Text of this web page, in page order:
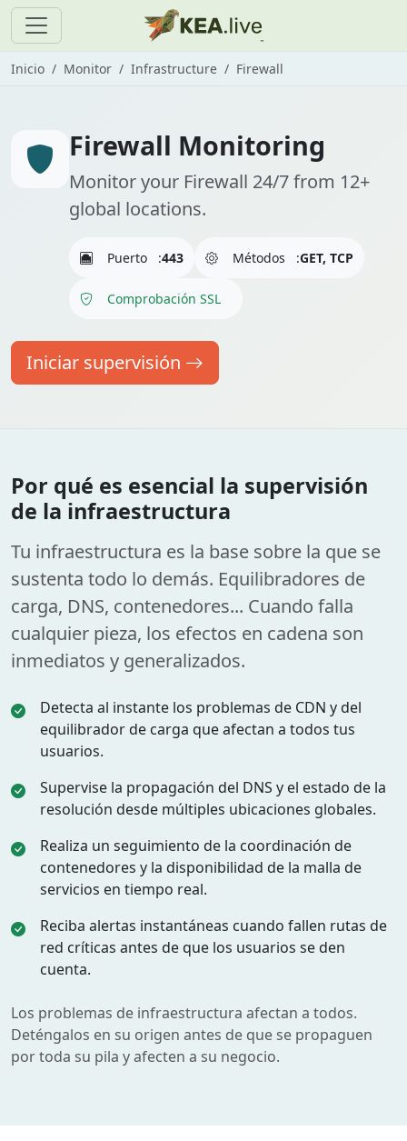
Inicio Monitor Infrastructure Firewall
Firewall Monitoring
Monitor your Firewall 24/7 from 12+
global locations.
Puerto :443 Métodos :GET, TCP
Comprobación SSL
Iniciar supervisión
Por qué es esencial la supervisión
de la infraestructura
Tu infraestructura es la base sobre la que se
sustenta todo lo demás. Equilibradores de
carga, DNS, contenedores... Cuando falla
cualquier pieza, los efectos en cadena son
inmediatos y generalizados.
Detecta al instante los problemas de CDN y del
equilibrador de carga que afectan a todos tus
usuarios.
Supervise la propagación del DNS y el estado de la
resolución desde múltiples ubicaciones globales.
Realiza un seguimiento de la coordinación de
contenedores y la disponibilidad de la malla de
servicios en tiempo real.
Reciba alertas instantáneas cuando fallen rutas de
red críticas antes de que los usuarios se den
cuenta.
Los problemas de infraestructura afectan a todos.
Deténgalos en su origen antes de que se propaguen
por toda su pila y afecten a su negocio.